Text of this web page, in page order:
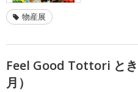
物産展
Feel Good Tottori と
月）